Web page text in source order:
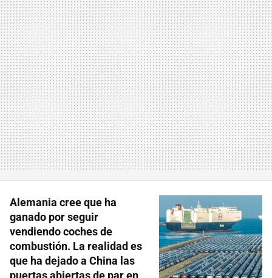
Alemania cree que ha
ganado por seguir
vendiendo coches de
combustión. La realidad es
que ha dejado a China las
puertas abiertas de par en